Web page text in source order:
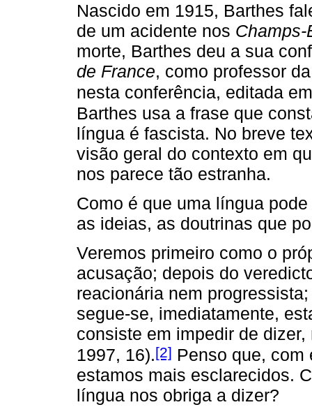
Nascido em 1915, Barthes
de um acidente nos
morte, Barthes deu a sua
de France, como professor
nesta conferência, editada
Barthes usa a frase que
língua é fascista. No breve
visão geral do contexto em
nos parece tão estranha.
Como é que uma língua
as ideias, as doutrinas que
Veremos primeiro como o
acusação; depois do
reacionária nem
segue-se, imediatamente,
consiste em impedir de
1997, 16).[2] Penso que, com
estamos mais esclarecidos.
língua nos obriga a dizer?